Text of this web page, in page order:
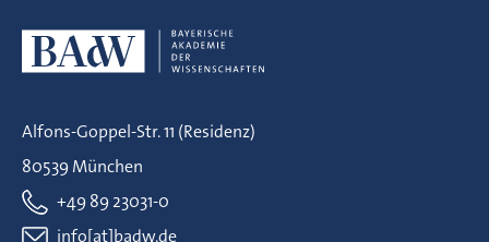
Alfons-Goppel-Str. 11 (Residenz)
80539 München
+49 89 23031-0
info[at]badw.de